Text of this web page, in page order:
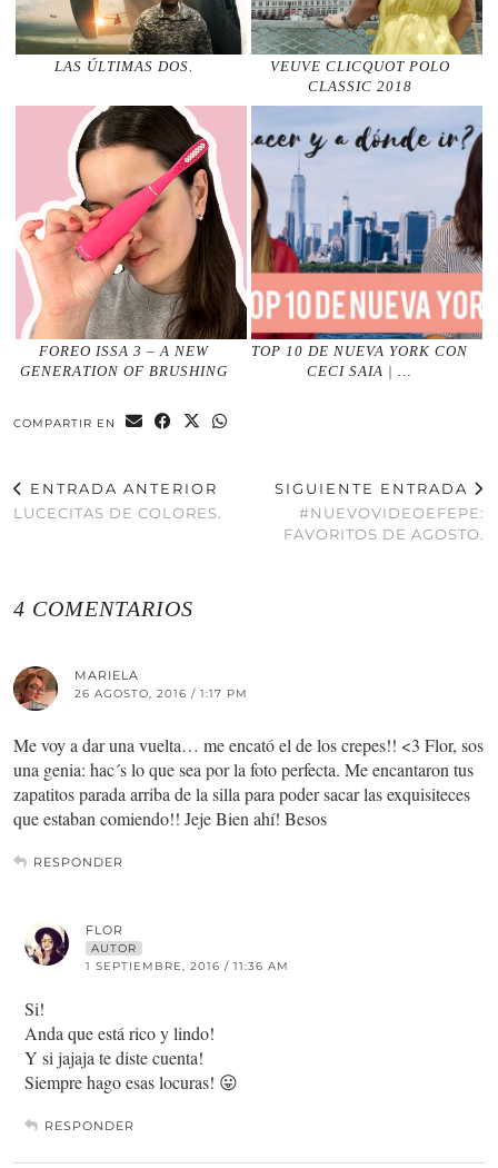
LAS ÚLTIMAS DOS.
VEUVE CLICQUOT POLO
CLASSIC 2018
FOREO ISSA 3 – A NEW
GENERATION OF BRUSHING
TOP 10 DE NUEVA YORK CON
CECI SAIA | …
COMPARTIR EN
ENTRADA ANTERIOR
LUCECITAS DE COLORES.
SIGUIENTE ENTRADA
#NUEVOVIDEOEFEPE:
FAVORITOS DE AGOSTO.
4 COMENTARIOS
MARIELA
26 AGOSTO, 2016 / 1:17 PM
Me voy a dar una vuelta… me encató el de los crepes!! <3 Flor, sos
una genia: hac´s lo que sea por la foto perfecta. Me encantaron tus
zapatitos parada arriba de la silla para poder sacar las exquisiteces
que estaban comiendo!! Jeje Bien ahí! Besos
RESPONDER
FLOR
AUTOR
1 SEPTIEMBRE, 2016 / 11:36 AM
Si!
Anda que está rico y lindo!
Y si jajaja te diste cuenta!
Siempre hago esas locuras! 😛
RESPONDER